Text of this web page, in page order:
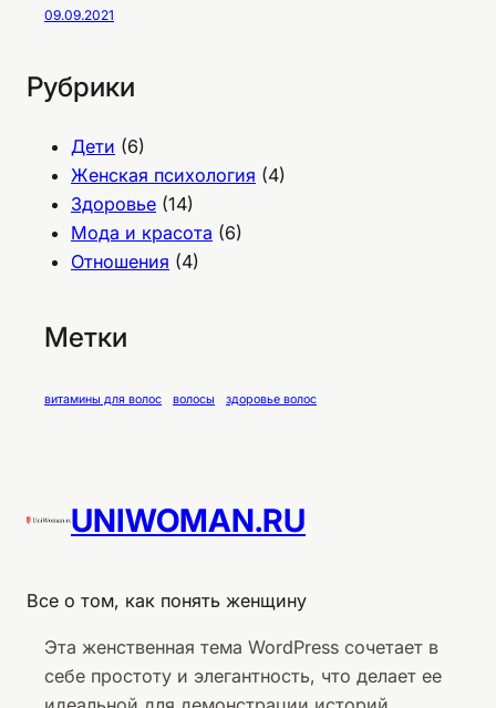
09.09.2021
Рубрики
Дети (6)
Женская психология (4)
Здоровье (14)
Мода и красота (6)
Отношения (4)
Метки
витамины для волос волосы здоровье волос
UNIWOMAN.RU
Все о том, как понять женщину
Эта женственная тема WordPress сочетает в
себе простоту и элегантность, что делает ее